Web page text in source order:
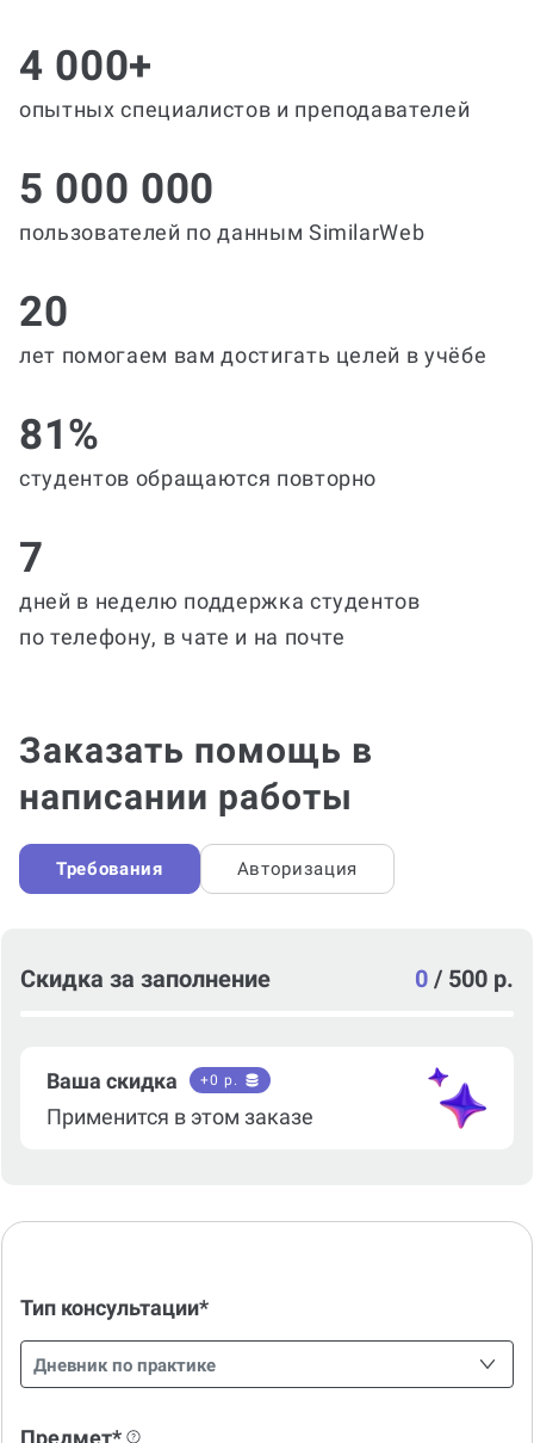
4 000+
опытных специалистов и преподавателей
5 000 000
пользователей по данным SimilarWeb
20
лет помогаем вам достигать целей в учёбе
81%
студентов обращаются повторно
7
дней в неделю поддержка студентов
по телефону, в чате и на почте
Заказать помощь в
написании работы
Требования Авторизация
Скидка за заполнение 0 / 500 р.
Ваша скидка +0 р.
Применится в этом заказе
Тип консультации*
Дневник по практике
Предмет*